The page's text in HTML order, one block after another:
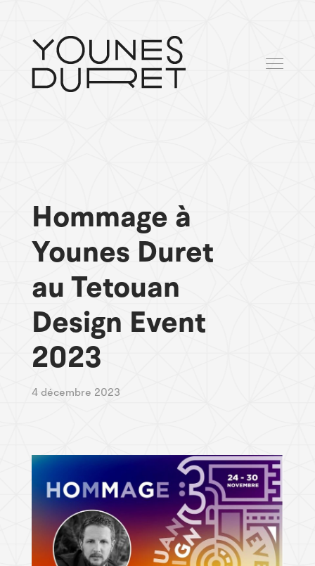
Hommage à
Younes Duret
au Tetouan
Design Event
2023
4 décembre 2023